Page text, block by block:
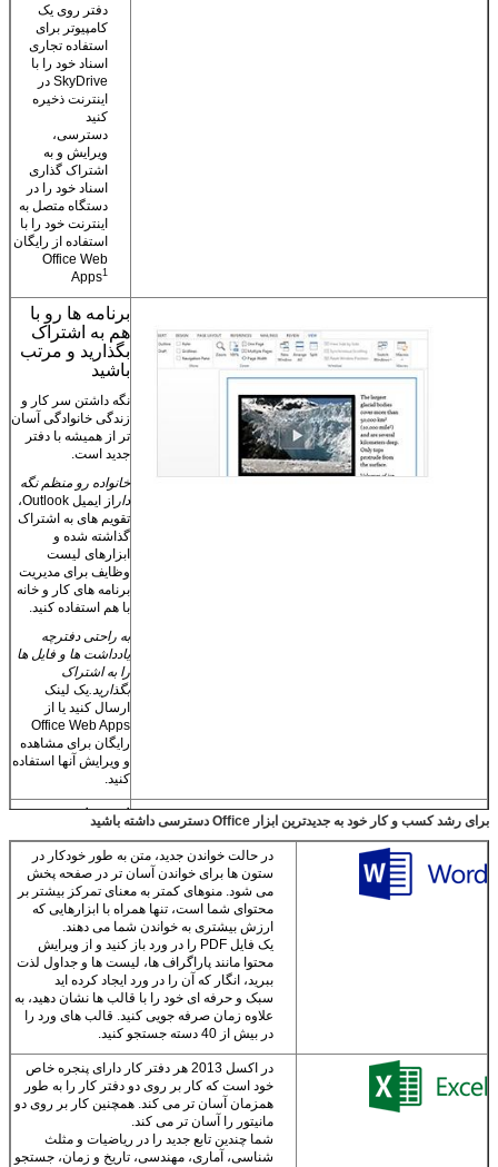
دفتر روی یک
کامپیوتر برای
استفاده تجاری
اسناد خود را با
SkyDrive در
اینترنت ذخیره
کنید
دسترسی،
ویرایش و به
اشتراک گذاری
اسناد خود را در
دستگاه متصل به
اینترنت خود را با
استفاده از رایگان
Office Web
Apps1
برنامه ها رو با
هم به اشتراک
بگذارید و مرتب
باشید
نگه داشتن سر کار و
زندگی خانوادگی آسان
تر از همیشه با دفتر
جدید است.
خانواده رو منظم نگه
دار
از ایمیل Outlook،
تقویم های به اشتراک
گذاشته شده و
ابزارهای لیست
وظایف برای مدیریت
برنامه های کار و خانه
با هم استفاده کنید.
به راحتی دفترچه
یادداشت ها و فایل ها
را به اشتراک
بگذارید.یک لینک
ارسال کنید یا از
Office Web Apps
رایگان برای مشاهده
و ویرایش آنها استفاده
کنید.
ایده هات رو به
اسناد زیبا تبدیل
کن
با یک قالب شروع
کنید، سپس کار خود
را با ابزار متخصص
انجام دهید.
هر کاري که بخواي
انجام بدهایده های خود
را با استفاده از صفحه
کلید، قلم یا صفحه
لمسی ضبط کنید.
با رسانه ها راحت کار
کنید.تصاویر، فیلم ها و
رسانه های آنلاین را به
مستقیماً به ورد
برای رشد کسب و کار خود به جدیدترین ابزار Office دسترسی داشته باشید
در حالت خواندن جدید، متن به طور خودکار در
ستون ها برای خواندن آسان تر در صفحه پخش
می شود. منوهای کمتر به معنای تمرکز بیشتر بر
محتوای شما است، تنها همراه با ابزارهایی که
ارزش بیشتری به خواندن شما می دهند.
یک فایل PDF را در ورد باز کنید و از ویرایش
محتوا مانند پاراگراف ها، لیست ها و جداول لذت
ببرید، انگار که آن را در ورد ایجاد کرده اید
سبک و حرفه ای خود را با قالب ها نشان دهید، به
علاوه زمان صرفه جویی کنید. قالب های ورد را
در بیش از 40 دسته جستجو کنید.
در اکسل 2013 هر دفتر کار دارای پنجره خاص
خود است که کار بر روی دو دفتر کار را به طور
همزمان آسان تر می کند. همچنین کار بر روی دو
مانیتور را آسان تر می کند.
شما چندین تابع جدید را در ریاضیات و مثلث
شناسی، آماری، مهندسی، تاریخ و زمان، جستجو